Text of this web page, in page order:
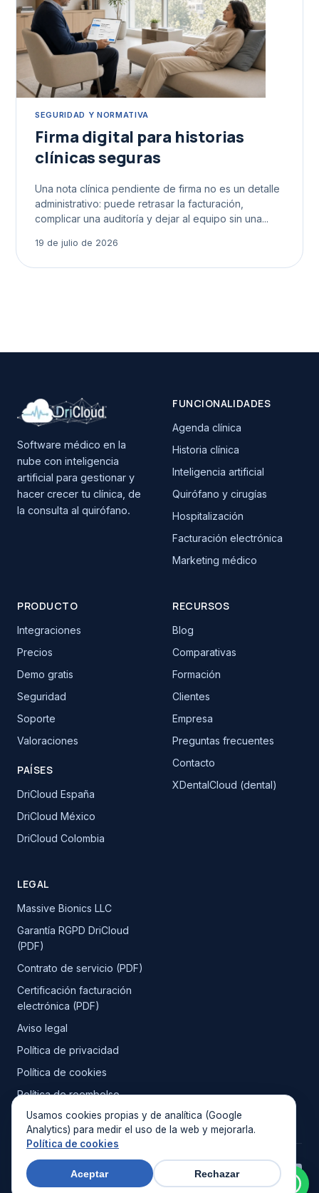
SEGURIDAD Y NORMATIVA
Firma digital para historias
clínicas seguras
Una nota clínica pendiente de firma no es un detalle
administrativo: puede retrasar la facturación,
complicar una auditoría y dejar al equipo sin una...
19 de julio de 2026
Software médico en la
nube con inteligencia
artificial para gestionar y
hacer crecer tu clínica, de
la consulta al quirófano.
FUNCIONALIDADES
Agenda clínica
Historia clínica
Inteligencia artificial
Quirófano y cirugías
Hospitalización
Facturación electrónica
Marketing médico
PRODUCTO
Integraciones
Precios
Demo gratis
Seguridad
Soporte
Valoraciones
PAÍSES
DriCloud España
DriCloud México
DriCloud Colombia
RECURSOS
Blog
Comparativas
Formación
Clientes
Empresa
Preguntas frecuentes
Contacto
XDentalCloud (dental)
LEGAL
Massive Bionics LLC
Garantía RGPD DriCloud
(PDF)
Contrato de servicio (PDF)
Certificación facturación
electrónica (PDF)
Aviso legal
Política de privacidad
Política de cookies
Política de reembolso
© 2026 DriCloud. Todos los derechos reservados.
XDentalCloud funciona con tecnología DriCloud
Usamos cookies propias y de analítica (Google
Analytics) para medir el uso de la web y mejorarla.
Política de cookies
Aceptar Rechazar